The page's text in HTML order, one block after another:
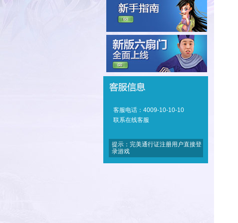
客服电话：4009-10-10-10
联系在线客服
提示：完美通行证注册用户直接登
录游戏